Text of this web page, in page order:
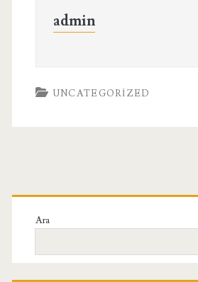
admin
UNCATEGORIZED
Birincil
Yan
Menü
Ara